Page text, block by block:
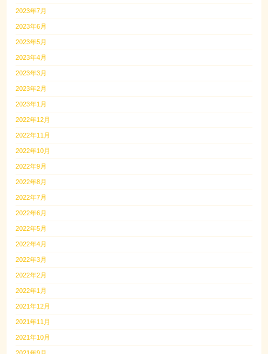
2023年7月
2023年6月
2023年5月
2023年4月
2023年3月
2023年2月
2023年1月
2022年12月
2022年11月
2022年10月
2022年9月
2022年8月
2022年7月
2022年6月
2022年5月
2022年4月
2022年3月
2022年2月
2022年1月
2021年12月
2021年11月
2021年10月